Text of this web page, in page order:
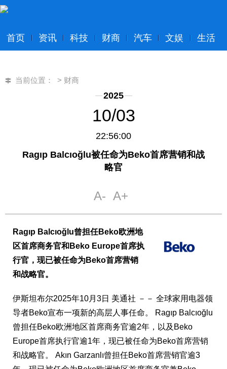
首页 资讯 科技 财商 汽车 文娱 生活
当前位置： > 财商
2025
10/03
22:56:00
Ragıp Balcıoğlu被任命为Beko首席营销和战
略官
Ragıp Balcıoğlu曾担任Beko欧洲地
区首席商务官和Beko Europe首席执
行官，现已被任命为Beko首席营销
和战略官。
伊斯坦布尔2025年10月3日 美通社 －－ 全球家用电器领
导者Beko宣布一项新的高层人事任命。 Ragıp Balcıoğlu
曾担任Beko欧洲地区首席商务官逾2年，以及Beko
Europe首席执行官逾1年，现已被任命为Beko首席营销
和战略官。 Akın Garzanlı曾担任Beko首席营销官逾3